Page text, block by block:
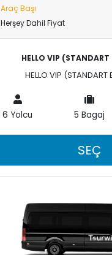
Araç Başı
Herşey Dahil Fiyat
HELLO VIP
HELLO VIP
6 Yolcu 5 Bagaj
SEÇ